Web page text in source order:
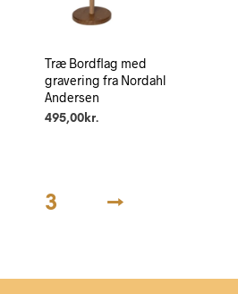
Træ Bordflag med
gravering fra Nordahl
Andersen
495,00kr.
3 →